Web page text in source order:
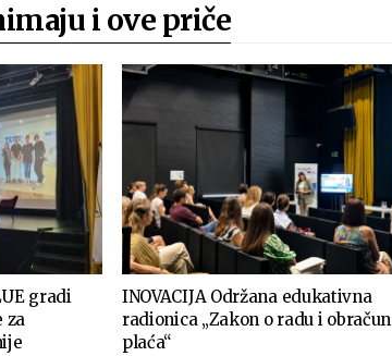
i ove priče
gradi
za
INOVACIJA Održana edukativna
radionica „Zakon o radu i obračun
plaća“